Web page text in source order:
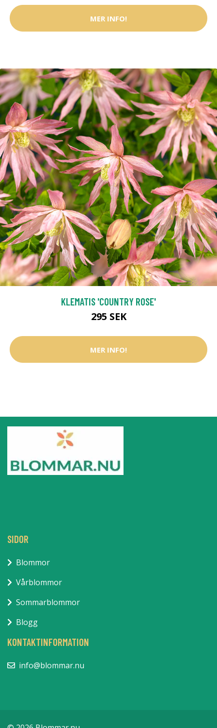
MER INFO!
KLEMATIS 'COUNTRY ROSE'
295 SEK
MER INFO!
SIDOR
Blommor
Vårblommor
Sommarblommor
Blogg
KONTAKTINFORMATION
info@blommar.nu